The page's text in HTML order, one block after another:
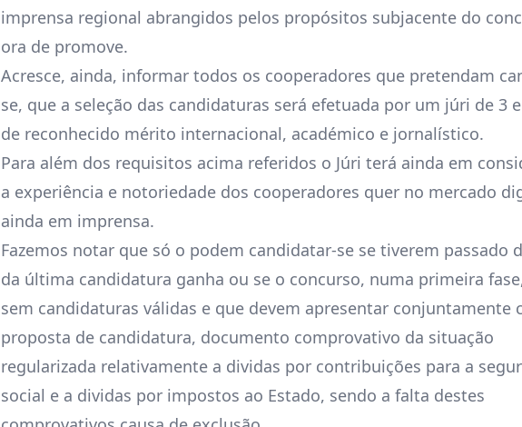
imprensa regional abrangidos pelos propósitos subjacente do
ora de promove.
Acresce, ainda, informar todos os cooperadores que pretendam
se, que a seleção das candidaturas será efetuada por um júri de 3
de reconhecido mérito internacional, académico e jornalístico.
Para além dos requisitos acima referidos o Júri terá ainda em
a experiência e notoriedade dos cooperadores quer no mercado
ainda em imprensa.
Fazemos notar que só o podem candidatar-se se tiverem passado
da última candidatura ganha ou se o concurso, numa primeira
sem candidaturas válidas e que devem apresentar conjuntamente
proposta de candidatura, documento comprovativo da situação
regularizada relativamente a dividas por contribuições para a
social e a dividas por impostos ao Estado, sendo a falta destes